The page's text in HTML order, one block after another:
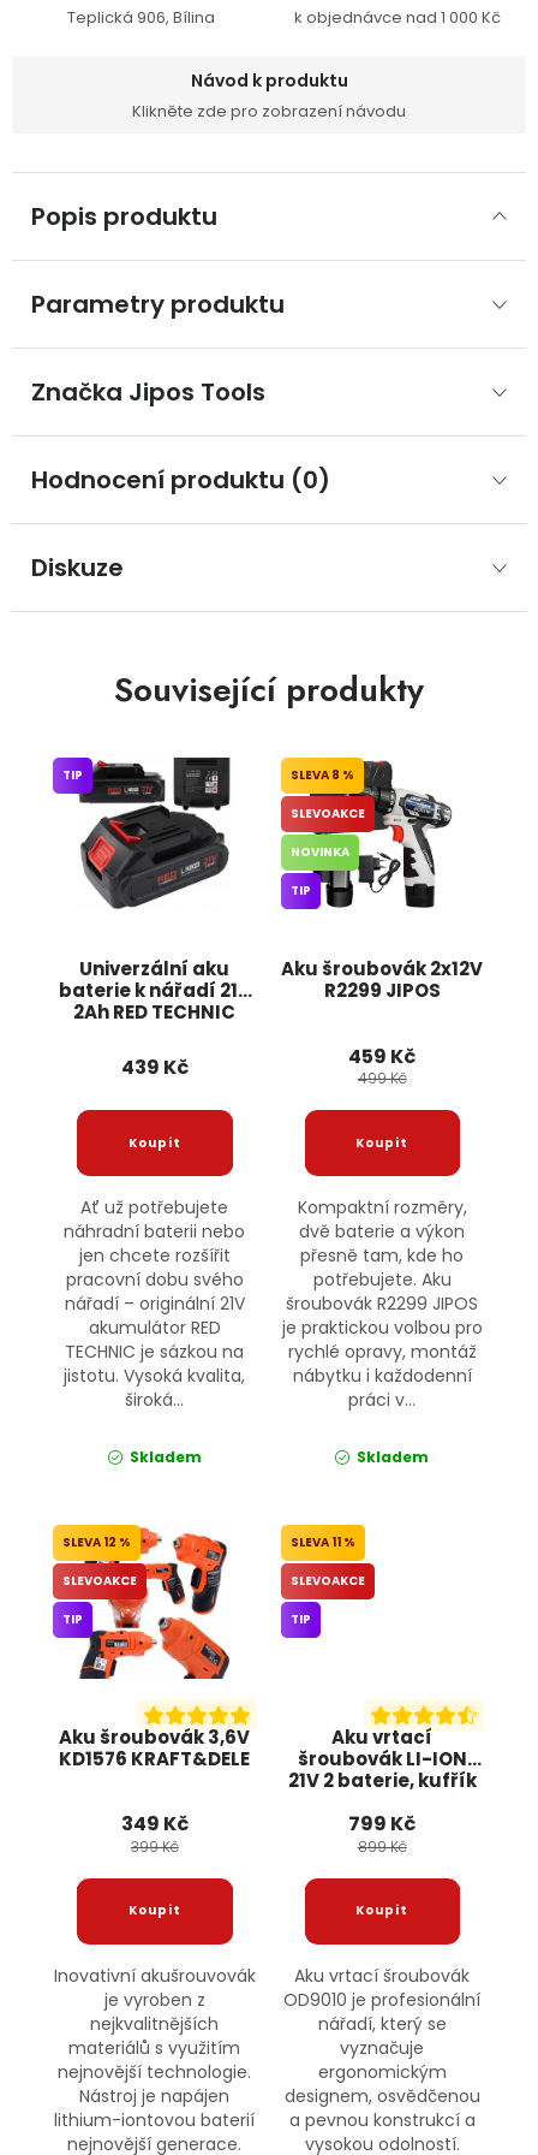
Teplická 906, Bílina k objednávce nad 1 000 Kč
Návod k produktu
Klikněte zde pro zobrazení návodu
Popis produktu
Parametry produktu
Značka Jipos Tools
Hodnocení produktu (0)
Diskuze
Související produkty
Univerzální aku
baterie k nářadí 21V
2Ah RED TECHNIC
TIP
439 Kč
Ať už potřebujete
náhradní baterii nebo
jen chcete rozšířit
pracovní dobu svého
nářadí – originální 21V
akumulátor RED
TECHNIC je sázkou na
jistotu. Vysoká kvalita,
široká...
Skladem
Aku šroubovák 2x12V
R2299 JIPOS
8 %
SLEVOAKCE
NOVINKA
TIP
459 Kč
499 Kč
Kompaktní rozměry,
dvě baterie a výkon
přesně tam, kde ho
potřebujete. Aku
šroubovák R2299 JIPOS
je praktickou volbou pro
rychlé opravy, montáž
nábytku i každodenní
práci v...
Skladem
Aku šroubovák 3,6V
KD1576 KRAFT&DELE
12 %
SLEVOAKCE
TIP
349 Kč
399 Kč
Inovativní akušrouvovák
je vyroben z
nejkvalitnějších
materiálů s využitím
nejnovější technologie.
Nástroj je napájen
lithium-iontovou baterií
nejnovější generace.
Aku vrtací
šroubovák LI-ION
21V 2 baterie, kufřík
+ příslušenství
OD9010 ONDRAGON
11 %
SLEVOAKCE
TIP
799 Kč
899 Kč
Aku vrtací šroubovák
OD9010 je profesionální
nářadí, který se
vyznačuje
ergonomickým
designem, osvědčenou
a pevnou konstrukcí a
vysokou odolností.